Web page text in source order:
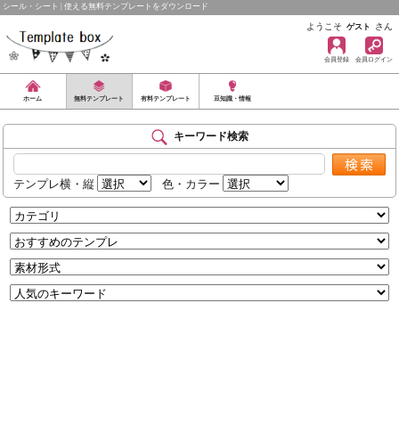
シール・シート | 使える無料テンプレートをダウンロード
ようこそ ゲスト さん
会員登録 会員ログイン
ホーム 無料テンプレート 有料テンプレート 豆知識・情報
キーワード検索
テンプレ横・縦 色・カラー